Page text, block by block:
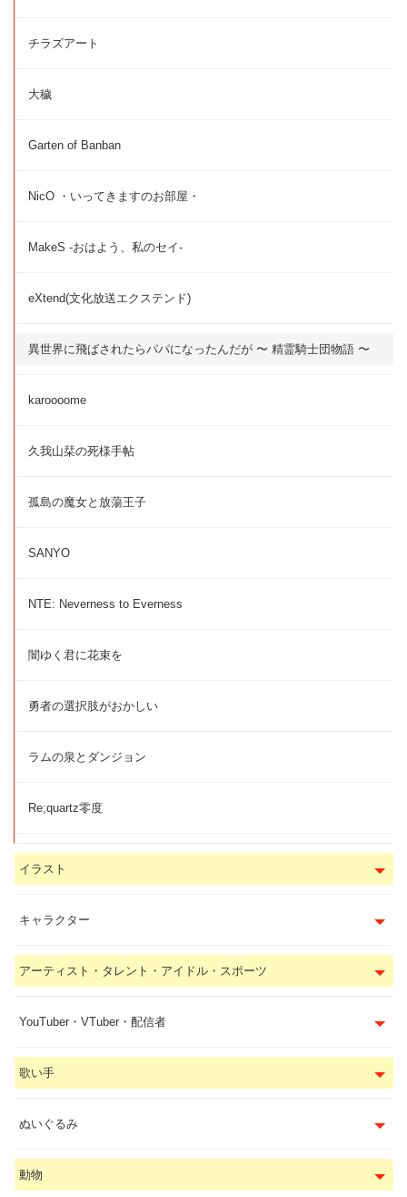
チラズアート
大穢
Garten of Banban
NicO ・いってきますのお部屋・
MakeS -おはよう、私のセイ-
eXtend(文化放送エクステンド)
異世界に飛ばされたらパパになったんだが 〜 精霊騎士団物語 〜
karoooome
久我山栞の死様手帖
孤島の魔女と放蕩王子
SANYO
NTE: Neverness to Everness
闇ゆく君に花束を
勇者の選択肢がおかしい
ラムの泉とダンジョン
Re;quartz零度
イラスト
キャラクター
アーティスト・タレント・アイドル・スポーツ
YouTuber・VTuber・配信者
歌い手
ぬいぐるみ
動物